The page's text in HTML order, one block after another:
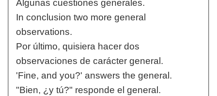
Algunas cuestiones generales.
In conclusion two more general
observations.
Por último, quisiera hacer dos
observaciones de carácter general.
'Fine, and you?' answers the general.
"Bien, ¿y tú?" responde el general.